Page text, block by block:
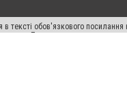
обов'язкового
Порушення виняткових